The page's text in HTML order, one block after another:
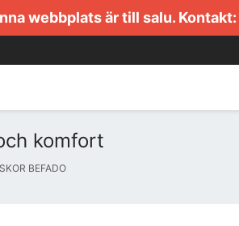
webbplats är till salu. Kontakt:
komfort
SKOR BEFADO